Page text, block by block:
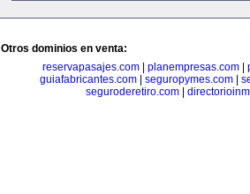
Otros dominios en venta:
reservapasajes.com
planempresas.com
guiafabricantes.com| seguropymes.com|
seguroderetiro.com|